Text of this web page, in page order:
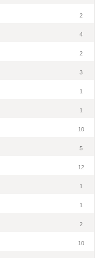
2
4
2
3
1
1
10
5
12
1
1
2
10